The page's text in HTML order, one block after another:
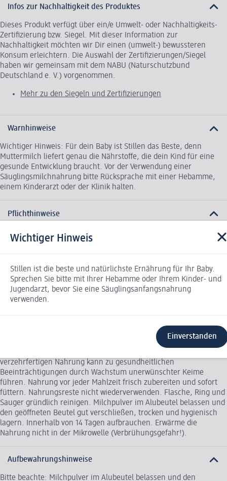
Infos zur Nachhaltigkeit des Produktes
Dieses Produkt verfügt über ein/e Umwelt- oder Nachhaltigkeits-
Zertifizierung bzw. Siegel. Mit dieser Information zur
Nachhaltigkeit möchten wir Dir einen (umwelt-) bewussteren
Konsum erleichtern. Die Auswahl der Zertifizierungen/Siegel
haben wir gemeinsam mit dem NABU (Naturschutzbund
Deutschland e. V.) vorgenommen.
Mehr zu den Siegeln und Zertifizierungen
Warnhinweise
Wichtiger Hinweis: Für dein Baby ist Stillen das Beste, denn
Muttermilch liefert genau die Nährstoffe, die dein Kind für eine
gesunde Entwicklung braucht. Vor der Verwendung einer
Säuglingsmilchnahrung bitte Rücksprache mit einer Hebamme,
einem Kinderarzt oder der Klinik halten.
Pflichthinweise
ÖKO-Kontrollstelle: DE-ÖKO-001
Stillen ist die beste und natürlichste Ernährung für Ihr Baby.
Sprechen Sie bitte mit Ihrer Hebamme oder Ihrem Kinder- und
Jugendarzt, bevor Sie eine Säuglingsanfangsnahrung verwenden.
Beachte bei der Zubereitung genau die Gebrauchsanweisung. Eine
verzehrfertigen Nahrung kann zu gesundheitlichen
Beeinträchtigungen durch Wachstum unerwünschter Keime
führen. Nahrung vor jeder Mahlzeit frisch zubereiten und sofort
füttern. Nahrungsreste nicht wiederverwenden. Flasche, Ring und
Sauger gründlich reinigen. Milchpulver im Alubeutel belassen und
den geöffneten Beutel gut verschließen, trocken und hygienisch
lagern. Innerhalb von 14 Tagen aufbrauchen. Erwärme die
Nahrung nicht in der Mikrowelle (Verbrühungsgefahr!).
Aufbewahrungshinweise
Bitte beachte: Milchpulver im Alubeutel belassen und den
Wichtiger Hinweis
Stillen ist die beste und natürlichste Ernährung für Ihr Baby.
Sprechen Sie bitte mit Ihrer Hebamme oder Ihrem Kinder- und
Jugendarzt, bevor Sie eine Säuglingsanfangsnahrung
verwenden.
Einverstanden